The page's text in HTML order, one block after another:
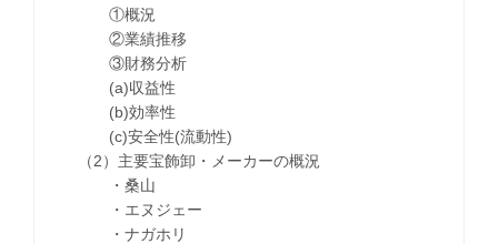
①概況
②業績推移
③財務分析
(a)収益性
(b)効率性
(c)安全性(流動性)
（2）主要宝飾卸・メーカーの概況
・桑山
・エヌジェー
・ナガホリ